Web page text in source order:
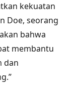
kekuatan
Doe, seorang
bahwa
membantu
dan